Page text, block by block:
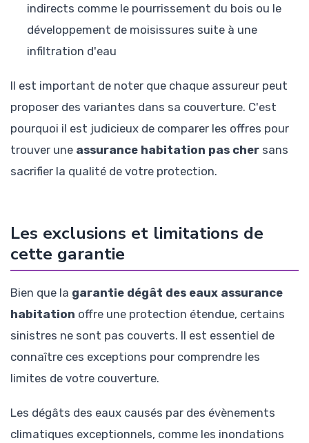
indirects comme le pourrissement du bois ou le
développement de moisissures suite à une
infiltration d'eau
Il est important de noter que chaque assureur peut
proposer des variantes dans sa couverture. C'est
pourquoi il est judicieux de comparer les offres pour
trouver une assurance habitation pas cher sans
sacrifier la qualité de votre protection.
Les exclusions et limitations de
cette garantie
Bien que la garantie dégât des eaux assurance
habitation offre une protection étendue, certains
sinistres ne sont pas couverts. Il est essentiel de
connaître ces exceptions pour comprendre les
limites de votre couverture.
Les dégâts des eaux causés par des évènements
climatiques exceptionnels, comme les inondations